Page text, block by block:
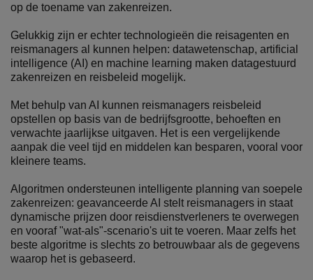
op de toename van zakenreizen.
Gelukkig zijn er echter technologieën die reisagenten en
reismanagers al kunnen helpen: datawetenschap, artificial
intelligence (AI) en machine learning maken datagestuurd
zakenreizen en reisbeleid mogelijk.
Met behulp van AI kunnen reismanagers reisbeleid
opstellen op basis van de bedrijfsgrootte, behoeften en
verwachte jaarlijkse uitgaven. Het is een vergelijkende
aanpak die veel tijd en middelen kan besparen, vooral voor
kleinere teams.
Algoritmen ondersteunen intelligente planning van soepele
zakenreizen: geavanceerde AI stelt reismanagers in staat
dynamische prijzen door reisdienstverleners te overwegen
en vooraf "wat-als"-scenario's uit te voeren. Maar zelfs het
beste algoritme is slechts zo betrouwbaar als de gegevens
waarop het is gebaseerd.